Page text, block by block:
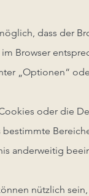
dass der
Browser
„Optionen“
oder die
bestimmte
anderweitig
nützlich